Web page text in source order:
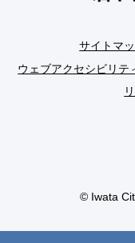
サイトマ
ウェブアクセシビリテ
© Iwata